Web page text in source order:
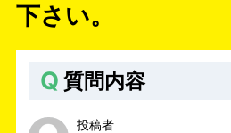
下さい。
Q 質問内容
投稿者